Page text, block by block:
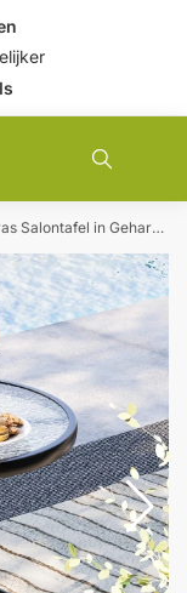
Frame en Gat voor Parasol Exterieur Eettafel